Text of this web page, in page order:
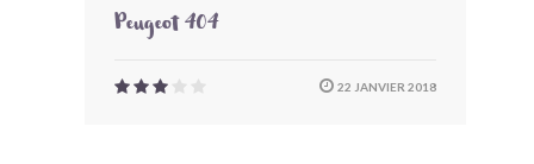
Peugeot 404
22 JANVIER 2018